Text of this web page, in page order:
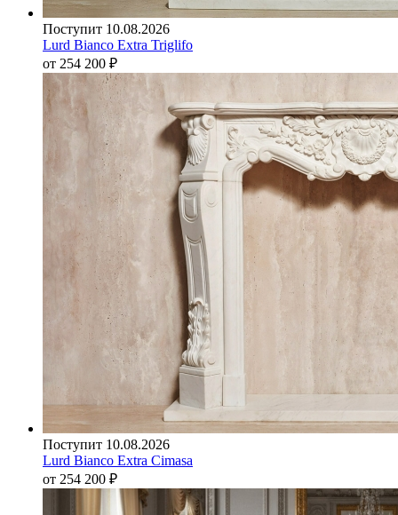
Поступит 10.08.2026
Lurd Bianco Extra Triglifo
от 254 200 ₽
Поступит 10.08.2026
Lurd Bianco Extra Cimasa
от 254 200 ₽